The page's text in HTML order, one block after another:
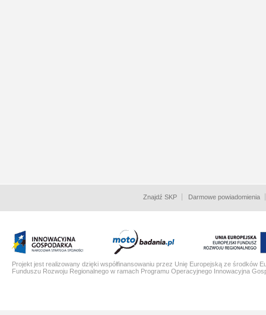
Znajdź SKP Darmowe powiadomienia
Projekt jest realizowany dzięki współfinansowaniu przez Unię Europejską ze środków
Funduszu Rozwoju Regionalnego w ramach Programu Operacyjnego Innowacyjna